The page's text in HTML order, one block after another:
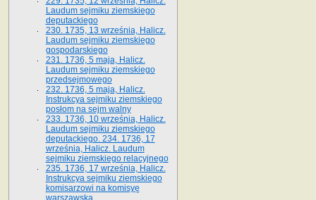
Laudum sejmiku ziemskiego
deputackiego
230. 1735, 13 września, Halicz.
Laudum sejmiku ziemskiego
gospodarskiego
231. 1736, 5 maja, Halicz.
Laudum sejmiku ziemskiego
przedsejmowego
232. 1736, 5 maja, Halicz.
Instrukcya sejmiku ziemskiego
posłom na sejm walny
233. 1736, 10 września, Halicz.
Laudum sejmiku ziemskiego
deputackiego. 234. 1736, 17
września, Halicz. Laudum
sejmiku ziemskiego relacyjnego
235. 1736, 17 września, Halicz.
Instrukcya sejmiku ziemskiego
komisarzowi na komisyę
warszawską